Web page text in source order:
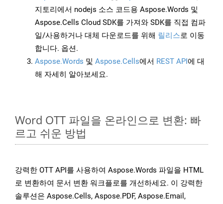
지토리에서 nodejs 소스 코드용 Aspose.Words 및
Aspose.Cells Cloud SDK를 가져와 SDK를 직접 컴파
일/사용하거나 대체 다운로드를 위해 릴리스로 이동
합니다. 옵션.
Aspose.Words 및 Aspose.Cells에서 REST API에 대
해 자세히 알아보세요.
Word OTT 파일을 온라인으로 변환: 빠
르고 쉬운 방법
강력한 OTT API를 사용하여 Aspose.Words 파일을 HTML
로 변환하여 문서 변환 워크플로를 개선하세요. 이 강력한
솔루션은 Aspose.Cells, Aspose.PDF, Aspose.Email,